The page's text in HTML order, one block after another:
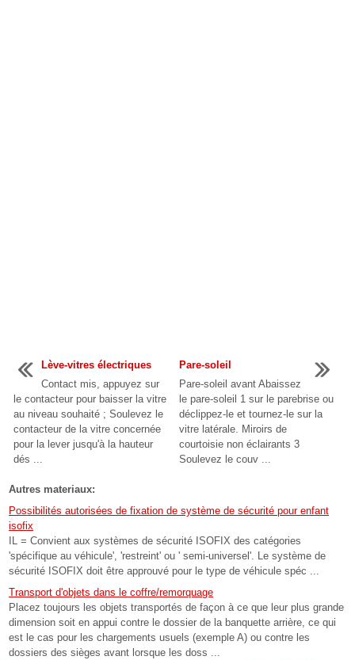
Lève-vitres électriques
Contact mis, appuyez sur
le contacteur pour baisser la vitre
au niveau souhaité ; Soulevez le
contacteur de la vitre concernée
pour la lever jusqu'à la hauteur
dés ...
Pare-soleil
Pare-soleil avant Abaissez
le pare-soleil 1 sur le parebrise ou
déclippez-le et tournez-le sur la
vitre latérale. Miroirs de
courtoisie non éclairants 3
Soulevez le couv ...
Autres materiaux:
Possibilités autorisées de fixation de système de sécurité pour enfant
isofix
IL = Convient aux systèmes de sécurité ISOFIX des catégories
'spécifique au véhicule', 'restreint' ou ' semi-universel'. Le système de
sécurité ISOFIX doit être approuvé pour le type de véhicule spéc ...
Transport d'objets dans le coffre/remorquage
Placez toujours les objets transportés de façon à ce que leur plus grande
dimension soit en appui contre le dossier de la banquette arrière, ce qui
est le cas pour les chargements usuels (exemple A) ou contre les
dossiers des sièges avant lorsque les doss ...